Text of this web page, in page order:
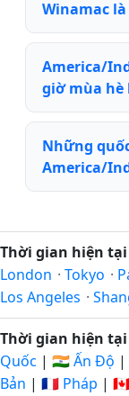
Winamac là
America/
giờ mùa hè
Những
America/
Thời gian hiện
London · Tokyo ·
Los Angeles ·
Thời gian hiện tại
Quốc | 🇮🇳 Ấn Độ |
Bản | 🇫🇷 Pháp |